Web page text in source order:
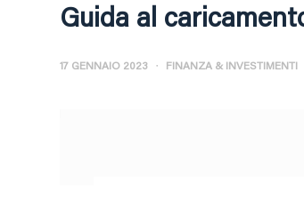
Guida al
17 GENNAIO 2023 FINANZA & INVESTIMENTI